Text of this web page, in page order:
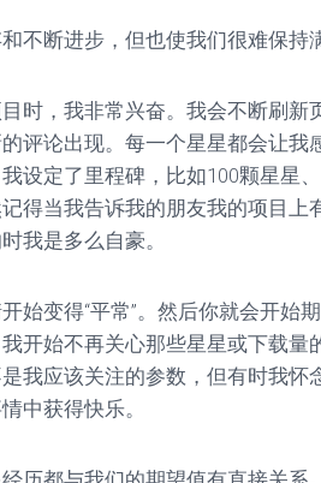
不断进步，但也使我们很难保持
时，我非常兴奋。我会不断刷新
评论出现。每一个星星都会让我
设定了里程碑，比如100颗星星
得当我告诉我的朋友我的项目上
我是多么自豪。
始变得“平常”。然后你就会开始
开始不再关心那些星星或下载量
我应该关注的参数，但有时我怀
中获得快乐。